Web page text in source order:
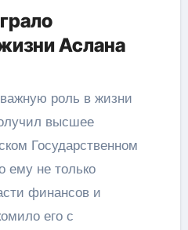
Аслана
роль в жизни
высшее
Государственном
ему не только
финансов и
его с